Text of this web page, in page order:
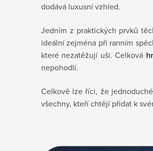
dodává luxusní vzhled.
Jedním z praktických prvků
ideální zejména při ranním
které nezatěžují uši. Celková
nepohodlí.
Celkově lze říci, že jednoduché
všechny, kteří chtějí přidat k